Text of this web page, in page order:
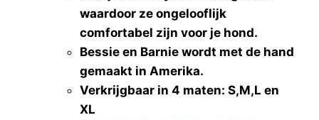
waardoor ze ongelooflijk
comfortabel zijn voor je hond.
Bessie en Barnie wordt met de hand
gemaakt in Amerika.
Verkrijgbaar in 4 maten: S,M,L en
XL